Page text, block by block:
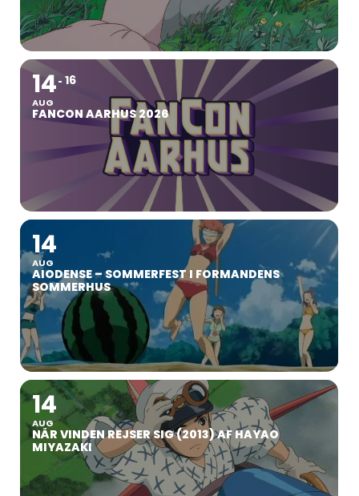
14
AUG
16
FANCON AARHUS 2026
14
AUG
AIODENSE – SOMMERFEST I FORMANDENS
SOMMERHUS
14
AUG
NÅR VINDEN REJSER SIG (2013) AF HAYAO
MIYAZAKI